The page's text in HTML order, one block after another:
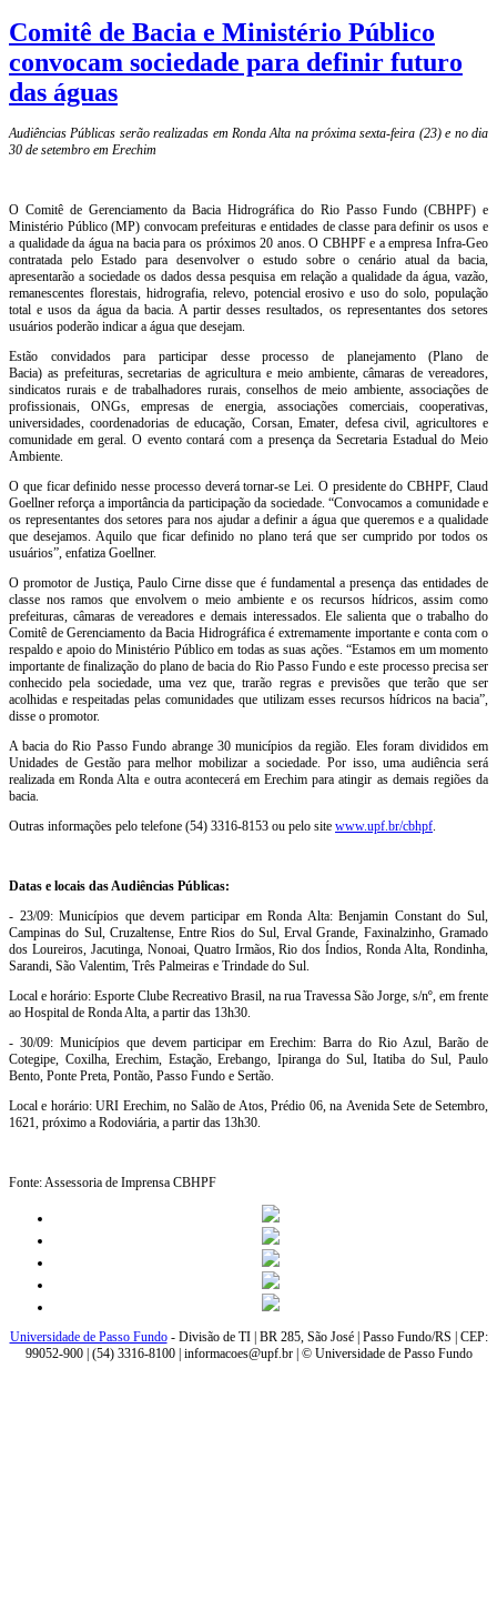
Comitê de Bacia e Ministério Público
convocam sociedade para definir futuro
das águas
Audiências Públicas serão realizadas em Ronda Alta na próxima sexta-feira (23) e no dia
30 de setembro em Erechim
O Comitê de Gerenciamento da Bacia Hidrográfica do Rio Passo Fundo (CBHPF) e
Ministério Público (MP) convocam prefeituras e entidades de classe para definir os usos e
a qualidade da água na bacia para os próximos 20 anos. O CBHPF e a empresa Infra-Geo
contratada pelo Estado para desenvolver o estudo sobre o cenário atual da bacia,
apresentarão a sociedade os dados dessa pesquisa em relação a qualidade da água, vazão,
remanescentes florestais, hidrografia, relevo, potencial erosivo e uso do solo, população
total e usos da água da bacia. A partir desses resultados, os representantes dos setores
usuários poderão indicar a água que desejam.
Estão convidados para participar desse processo de planejamento (Plano de
Bacia) as prefeituras, secretarias de agricultura e meio ambiente, câmaras de vereadores,
sindicatos rurais e de trabalhadores rurais, conselhos de meio ambiente, associações de
profissionais, ONGs, empresas de energia, associações comerciais, cooperativas,
universidades, coordenadorias de educação, Corsan, Emater, defesa civil, agricultores e
comunidade em geral. O evento contará com a presença da Secretaria Estadual do Meio
Ambiente.
O que ficar definido nesse processo deverá tornar-se Lei. O presidente do CBHPF, Claud
Goellner reforça a importância da participação da sociedade. “Convocamos a comunidade e
os representantes dos setores para nos ajudar a definir a água que queremos e a qualidade
que desejamos. Aquilo que ficar definido no plano terá que ser cumprido por todos os
usuários”, enfatiza Goellner.
O promotor de Justiça, Paulo Cirne disse que é fundamental a presença das entidades de
classe nos ramos que envolvem o meio ambiente e os recursos hídricos, assim como
prefeituras, câmaras de vereadores e demais interessados. Ele salienta que o trabalho do
Comitê de Gerenciamento da Bacia Hidrográfica é extremamente importante e conta com o
respaldo e apoio do Ministério Público em todas as suas ações. “Estamos em um momento
importante de finalização do plano de bacia do Rio Passo Fundo e este processo precisa ser
conhecido pela sociedade, uma vez que, trarão regras e previsões que terão que ser
acolhidas e respeitadas pelas comunidades que utilizam esses recursos hídricos na bacia”,
disse o promotor.
A bacia do Rio Passo Fundo abrange 30 municípios da região. Eles foram divididos em
Unidades de Gestão para melhor mobilizar a sociedade. Por isso, uma audiência será
realizada em Ronda Alta e outra acontecerá em Erechim para atingir as demais regiões da
bacia.
Outras informações pelo telefone (54) 3316-8153 ou pelo site www.upf.br/cbhpf.
Datas e locais das Audiências Públicas:
- 23/09: Municípios que devem participar em Ronda Alta: Benjamin Constant do Sul,
Campinas do Sul, Cruzaltense, Entre Rios do Sul, Erval Grande, Faxinalzinho, Gramado
dos Loureiros, Jacutinga, Nonoai, Quatro Irmãos, Rio dos Índios, Ronda Alta, Rondinha,
Sarandi, São Valentim, Três Palmeiras e Trindade do Sul.
Local e horário: Esporte Clube Recreativo Brasil, na rua Travessa São Jorge, s/nº, em frente
ao Hospital de Ronda Alta, a partir das 13h30.
- 30/09: Municípios que devem participar em Erechim: Barra do Rio Azul, Barão de
Cotegipe, Coxilha, Erechim, Estação, Erebango, Ipiranga do Sul, Itatiba do Sul, Paulo
Bento, Ponte Preta, Pontão, Passo Fundo e Sertão.
Local e horário: URI Erechim, no Salão de Atos, Prédio 06, na Avenida Sete de Setembro,
1621, próximo a Rodoviária, a partir das 13h30.
Fonte: Assessoria de Imprensa CBHPF
Universidade de Passo Fundo- Divisão de TI | BR 285, São José | Passo Fundo/RS | CEP:
99052-900 | (54) 3316-8100 | informacoes@upf.br | © Universidade de Passo Fundo